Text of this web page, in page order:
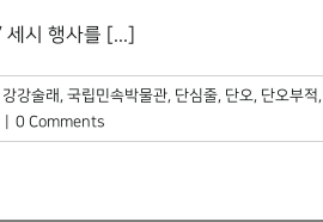
시 행사를 [...]
강강술래 , 국립민속박물관, 단심줄, 단오, 단오부적,
0 Comments